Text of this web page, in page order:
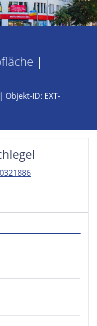
|
| Objekt-ID: EXT-